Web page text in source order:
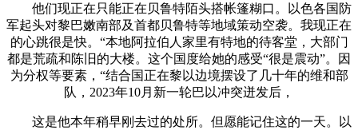
他们现正在只能正在贝鲁特陌头搭帐篷糊口。以色各国防
军起头对黎巴嫩南部及首都贝鲁特等地域策动空袭。我现正在
的心跳很是快。“本地阿拉伯人家里有特地的待客堂，大部门
都是荒疏和陈旧的大楼。这个国度给她的感受“很是震动”。因
为分权等要素，“结合国正在黎以边境摆设了几十年的维和部
队，2023年10月新一轮巴以冲突迸发后，
这是他本年稍早刚去过的处所。但愿能记住这的一天。以